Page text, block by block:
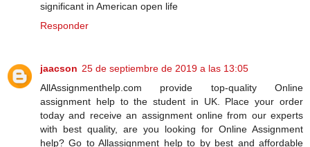
significant in American open life
Responder
jaacson 25 de septiembre de 2019 a las 13:05
AllAssignmenthelp.com provide top-quality Online
assignment help to the student in UK. Place your order
today and receive an assignment online from our experts
with best quality, are you looking for Online Assignment
help? Go to Allassignment help to by best and affordable